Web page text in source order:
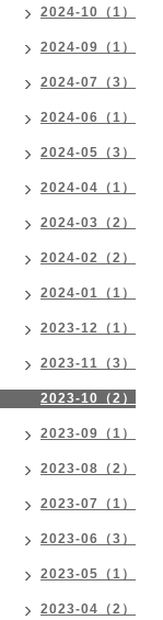
2024-10（1）
2024-09（1）
2024-07（3）
2024-06（1）
2024-05（3）
2024-04（1）
2024-03（2）
2024-02（2）
2024-01（1）
2023-12（1）
2023-11（3）
2023-10（2）
2023-09（1）
2023-08（2）
2023-07（1）
2023-06（3）
2023-05（1）
2023-04（2）